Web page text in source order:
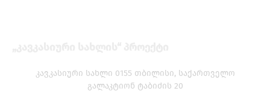
კავკასიური სახლი 0155 თბილისი, საქართველო
გალაკტიონ ტაბიძის 20